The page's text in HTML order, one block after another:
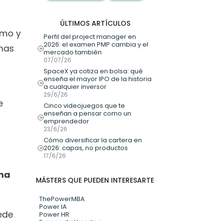
y
ÚLTIMOS ARTÍCULOS
Perfil del project manager en
2026: el examen PMP cambia y el
mercado también
07/07/26
SpaceX ya cotiza en bolsa: qué
enseña el mayor IPO de la historia
a cualquier inversor
29/6/26
Cinco videojuegos que te
enseñan a pensar como un
emprendedor
23/6/26
Cómo diversificar la cartera en
2026: capas, no productos
17/6/26
MÁSTERS QUE PUEDEN INTERESARTE
ThePowerMBA
Power IA
Power HR